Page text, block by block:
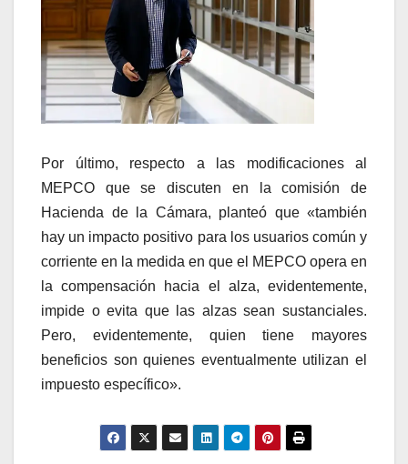
Por último, respecto a las modificaciones al
MEPCO que se discuten en la comisión de
Hacienda de la Cámara, planteó que «también
hay un impacto positivo para los usuarios común y
corriente en la medida en que el MEPCO opera en
la compensación hacia el alza, evidentemente,
impide o evita que las alzas sean sustanciales.
Pero, evidentemente, quien tiene mayores
beneficios son quienes eventualmente utilizan el
impuesto específico».